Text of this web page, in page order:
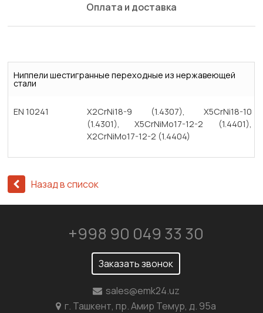
Оплата и доставка
Ниппели шестигранные переходные из нержавеющей
стали
EN 10241
X2CrNi18-9 (1.4307), X5CrNi18-10
(1.4301), X5CrNiMo17-12-2 (1.4401),
X2CrNiMo17-12-2 (1.4404)
Назад в список
+998 90 049 33 30
Заказать звонок
sales@emk24.uz
г. Ташкент, пр. Амир Темур, д. 95а